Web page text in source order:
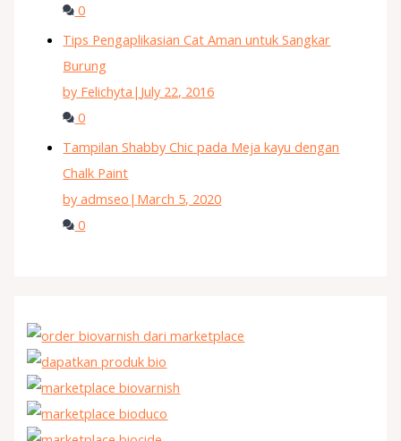
0
Tips Pengaplikasian Cat Aman untuk Sangkar
Burung
by Felichyta | July 22, 2016
0
Tampilan Shabby Chic pada Meja kayu dengan
Chalk Paint
by admseo | March 5, 2020
0